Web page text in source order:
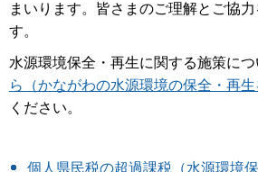
まいります。皆さまのご理解とご協
す。
水源環境保全・再生に関する施策に
ら（かながわの水源環境の保全・再生
ください。
個人県民税の超過課税（水源環境